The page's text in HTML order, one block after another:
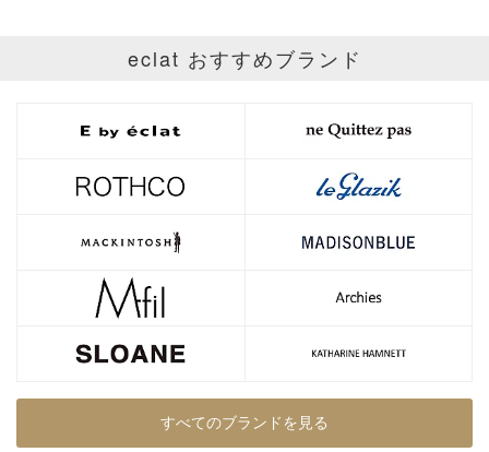
eclat おすすめブランド
すべてのブランドを見る